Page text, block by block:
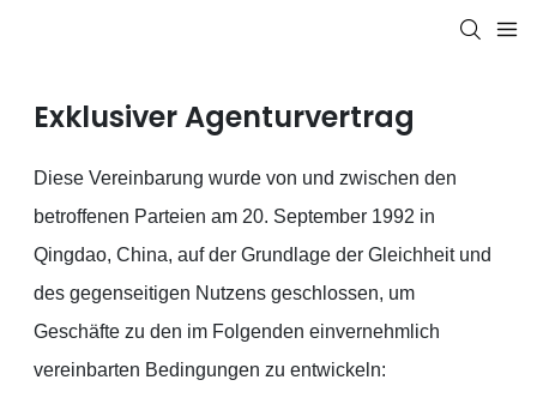
Exklusiver Agenturvertrag
Diese Vereinbarung wurde von und zwischen den
betroffenen Parteien am 20. September 1992 in
Qingdao, China, auf der Grundlage der Gleichheit und
des gegenseitigen Nutzens geschlossen, um
Geschäfte zu den im Folgenden einvernehmlich
vereinbarten Bedingungen zu entwickeln: